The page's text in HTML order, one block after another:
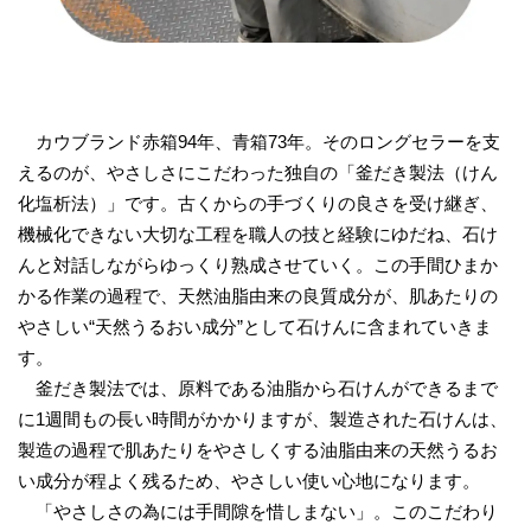
カウブランド赤箱94年、青箱73年。そのロングセラーを支
えるのが、やさしさにこだわった独自の「釜だき製法（けん
化塩析法）」です。古くからの手づくりの良さを受け継ぎ、
機械化できない大切な工程を職人の技と経験にゆだね、石け
んと対話しながらゆっくり熟成させていく。この手間ひまか
かる作業の過程で、天然油脂由来の良質成分が、肌あたりの
やさしい“天然うるおい成分”として石けんに含まれていきま
す。
釜だき製法では、原料である油脂から石けんができるまで
に1週間もの長い時間がかかりますが、製造された石けんは、
製造の過程で肌あたりをやさしくする油脂由来の天然うるお
い成分が程よく残るため、やさしい使い心地になります。
「やさしさの為には手間隙を惜しまない」。このこだわり